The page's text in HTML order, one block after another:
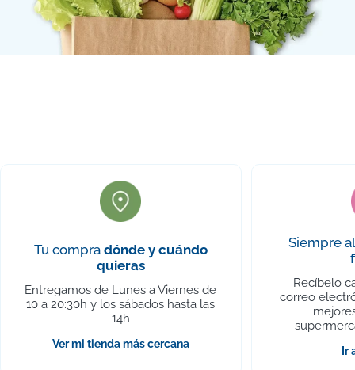
Tu compra dónde y cuándo
quieras
Entregamos de Lunes a Viernes de
10 a 20:30h y los sábados hasta las
14h
Ver mi tienda más cercana
Siempre
Recíbelo
correo
Ir